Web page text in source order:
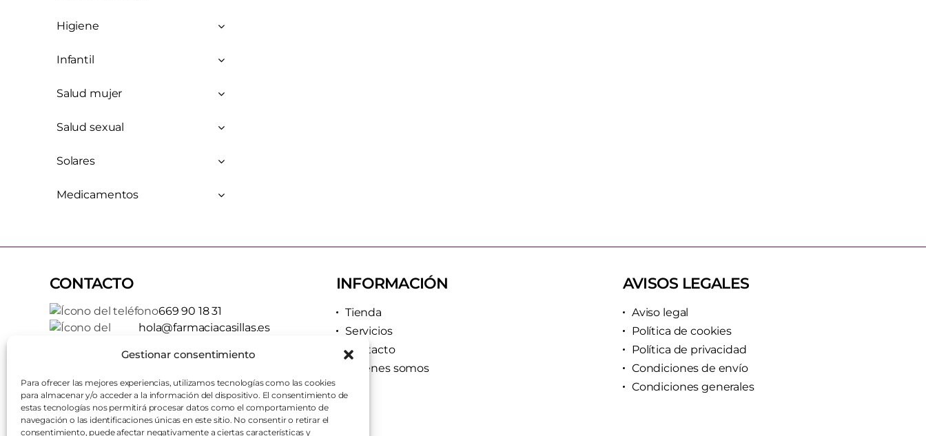
Gestionar consentimiento
Para ofrecer las mejores experiencias, utilizamos tecnologías como las cookies
para almacenar y/o acceder a la información del dispositivo. El consentimiento de
estas tecnologías nos permitirá procesar datos como el comportamiento de
navegación o las identificaciones únicas en este sitio. No consentir o retirar el
consentimiento, puede afectar negativamente a ciertas características y
Higiene
Infantil
Salud mujer
Salud sexual
Solares
Medicamentos
CONTACTO
669 90 18 31
hola@farmaciacasillas.es
Lunes - Viernes
09:30 -
20:00
Sábado10:00 -
14:00
INFORMACIÓN
Tienda
Servicios
Contacto
Quiénes somos
AVISOS LEGALES
Aviso legal
Política de cookies
Política de privacidad
Condiciones de envío
Condiciones generales